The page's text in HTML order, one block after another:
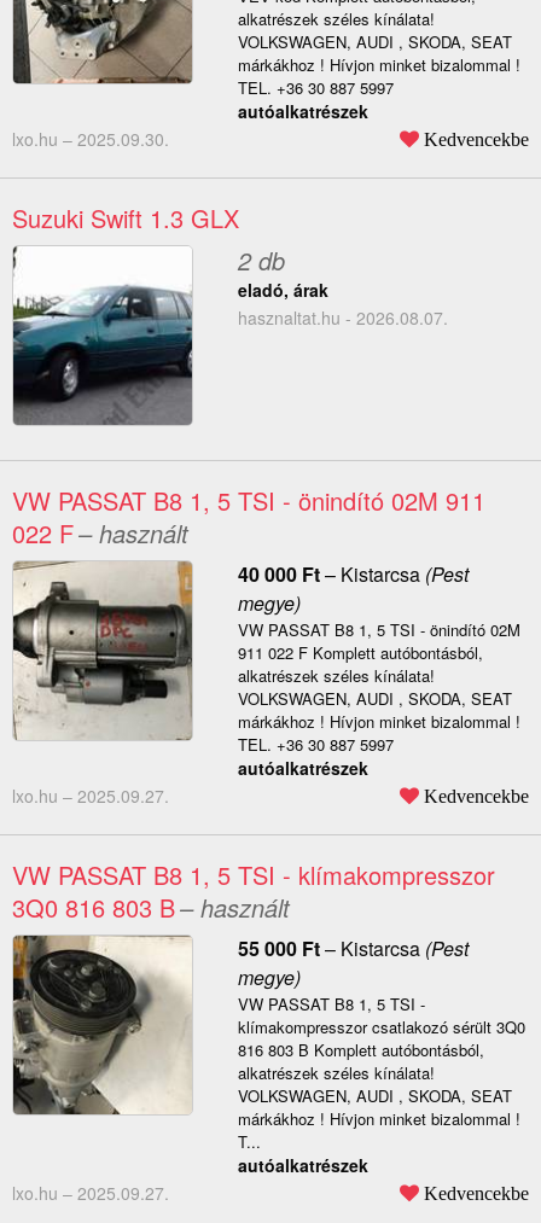
alkatrészek széles kínálata!
VOLKSWAGEN, AUDI , SKODA, SEAT
márkákhoz ! Hívjon minket bizalommal !
TEL. +36 30 887 5997
autóalkatrészek
lxo.hu – 2025.09.30. Kedvencekbe
Suzuki Swift 1.3 GLX
2 db
eladó, árak
hasznaltat.hu - 2026.08.07.
VW PASSAT B8 1, 5 TSI - önindító 02M 911
022 F– használt
40 000 Ft– Kistarcsa(Pest
megye)
VW PASSAT B8 1, 5 TSI - önindító 02M
911 022 F Komplett autóbontásból,
alkatrészek széles kínálata!
VOLKSWAGEN, AUDI , SKODA, SEAT
márkákhoz ! Hívjon minket bizalommal !
TEL. +36 30 887 5997
autóalkatrészek
lxo.hu – 2025.09.27. Kedvencekbe
VW PASSAT B8 1, 5 TSI - klímakompresszor
3Q0 816 803 B– használt
55 000 Ft– Kistarcsa(Pest
megye)
VW PASSAT B8 1, 5 TSI -
klímakompresszor csatlakozó sérült 3Q0
816 803 B Komplett autóbontásból,
alkatrészek széles kínálata!
VOLKSWAGEN, AUDI , SKODA, SEAT
márkákhoz ! Hívjon minket bizalommal !
T...
autóalkatrészek
lxo.hu – 2025.09.27. Kedvencekbe